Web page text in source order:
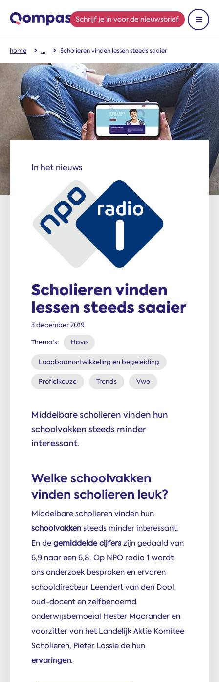
Schrijf je in voor de nieuwsbrief
Toon
home Scholieren vinden lessen steeds saaier
In het nieuws
Scholieren vinden
lessen steeds saaier
3 december 2019
Thema's: Havo
Loopbaanontwikkeling en begeleiding
Profielkeuze Trends Vwo
Middelbare scholieren vinden hun
schoolvakken steeds minder
interessant.
Welke school­vakken
vinden scho­lieren leuk?
Middelbare scholieren vinden hun
schoolvakkensteeds minder interessant.
En degemiddelde cijferszijn gedaald van
6,9 naar een 6,8. Op NPO radio 1 wordt
ons onderzoek besproken en ervaren
schooldirecteur Leendert van den Dool,
oud-docent en zelfbenoemd
onderwijsbemoeial Hester Macrander en
voorzitter van het Landelijk Aktie Komitee
Scholieren, Pieter Lossie de hun
ervaringen.